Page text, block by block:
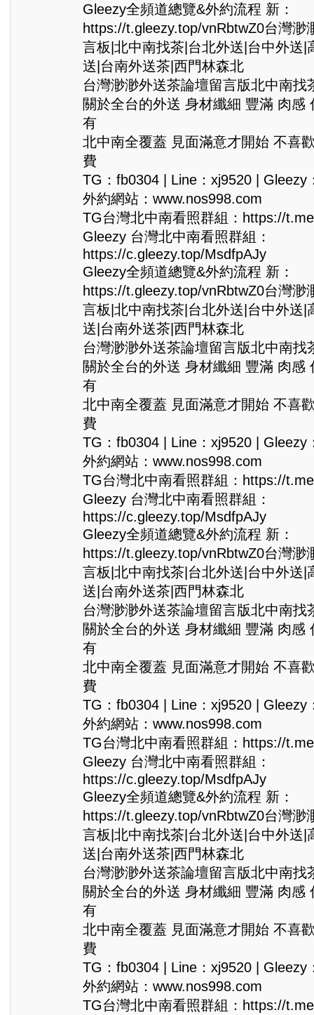
Gleezy全頻道總覽&外約流程 新：
https://t.gleezy.top/vnRbtwZ0台灣渺
言板|北中南找茶|台北外送|台中外送|
送|台南外送茶|西門林森北
台灣渺渺外送茶論壇留言版北中南找
關於全台的外送 身材纖細 豐滿 肉感
有
北中南全覆蓋 見面滿意才開始 不喜
費
TG：fb0304 | Line：xj9520 | Gleezy
外約網站：www.nos998.com
TG台灣北中南看照群組：https://
Gleezy 台灣北中南看照群組：
https://c.gleezy.top/MsdfpAJy
Gleezy全頻道總覽&外約流程 新：
https://t.gleezy.top/vnRbtwZ0台灣渺
言板|北中南找茶|台北外送|台中外送|
送|台南外送茶|西門林森北
台灣渺渺外送茶論壇留言版北中南找
關於全台的外送 身材纖細 豐滿 肉感
有
北中南全覆蓋 見面滿意才開始 不喜
費
TG：fb0304 | Line：xj9520 | Gleezy
外約網站：www.nos998.com
TG台灣北中南看照群組：https://
Gleezy 台灣北中南看照群組：
https://c.gleezy.top/MsdfpAJy
Gleezy全頻道總覽&外約流程 新：
https://t.gleezy.top/vnRbtwZ0台灣渺
言板|北中南找茶|台北外送|台中外送|
送|台南外送茶|西門林森北
台灣渺渺外送茶論壇留言版北中南找
關於全台的外送 身材纖細 豐滿 肉感
有
北中南全覆蓋 見面滿意才開始 不喜
費
TG：fb0304 | Line：xj9520 | Gleezy
外約網站：www.nos998.com
TG台灣北中南看照群組：https://
Gleezy 台灣北中南看照群組：
https://c.gleezy.top/MsdfpAJy
Gleezy全頻道總覽&外約流程 新：
https://t.gleezy.top/vnRbtwZ0台灣渺
言板|北中南找茶|台北外送|台中外送|
送|台南外送茶|西門林森北
台灣渺渺外送茶論壇留言版北中南找
關於全台的外送 身材纖細 豐滿 肉感
有
北中南全覆蓋 見面滿意才開始 不喜
費
TG：fb0304 | Line：xj9520 | Gleezy
外約網站：www.nos998.com
TG台灣北中南看照群組：https://